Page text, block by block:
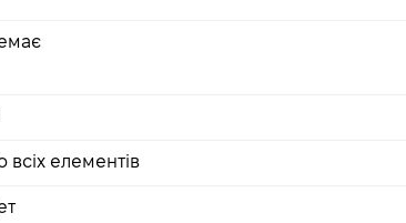
всіх елементів